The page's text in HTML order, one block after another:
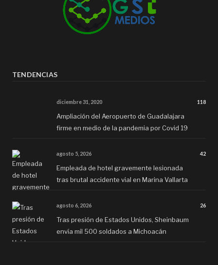
TENDENCIAS
diciembre 31, 2020 118
Ampliación del Aeropuerto de Guadalajara
firme en medio de la pandemia por Covid 19
agosto 5, 2026 42
Empleada de hotel gravemente lesionada
tras brutal accidente vial en Marina Vallarta
agosto 6, 2026 26
Tras presión de Estados Unidos, Sheinbaum
envía mil 500 soldados a Michoacán